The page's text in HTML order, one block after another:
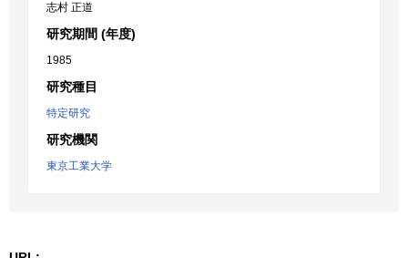
志村 正道
研究期間 (年度)
1985
研究種目
特定研究
研究機関
東京工業大学